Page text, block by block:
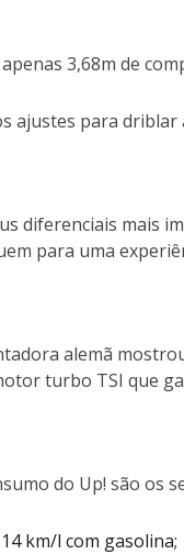
3,68m de
ajustes para
diferenciais mais
para uma
alemã
turbo TSI que
do Up! são os
km/l com gasolina;